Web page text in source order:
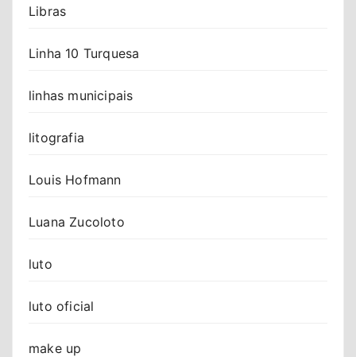
Libras
Linha 10 Turquesa
linhas municipais
litografia
Louis Hofmann
Luana Zucoloto
luto
luto oficial
make up